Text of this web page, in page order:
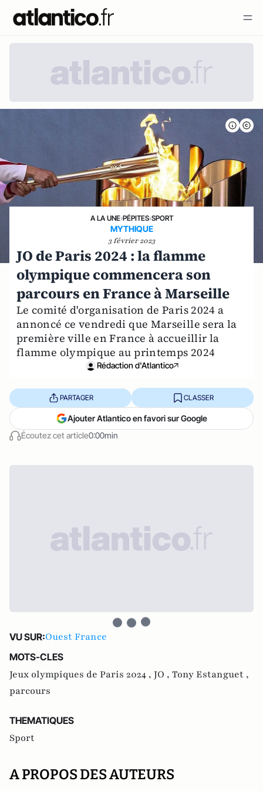
A LA UNE›PÉPITES›SPORT
MYTHIQUE
3 février 2023
JO de Paris 2024 : la flamme
olympique commencera son
parcours en France à Marseille
Le comité d'organisation de Paris 2024 a
annoncé ce vendredi que Marseille sera la
première ville en France à accueillir la
flamme olympique au printemps 2024
Rédaction d'Atlantico
Écoutez cet article0:00min
PARTAGER CLASSER
Ajouter Atlantico en favori sur Google
VU SUR:Ouest France
MOTS-CLES
Jeux olympiques de Paris 2024 , JO , Tony Estanguet ,
parcours
THEMATIQUES
Sport
A PROPOS DES AUTEURS